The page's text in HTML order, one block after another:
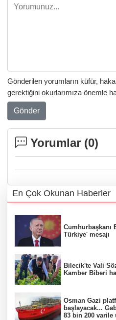
Gönderilen yorumların küfür,
gerektiğini okurlarımıza önemle
Gönder
Yorumlar (0)
En Çok Okunan Haberler
Cumhurbaşkanı
Türkiye' mesajı
Bilecik'te Vali
Kamber Biberi
Osman Gazi
başlayacak...
83 bin 200 varile